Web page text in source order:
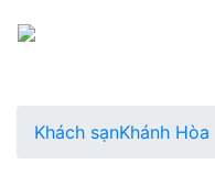
Khách sạnKhánh Hòa